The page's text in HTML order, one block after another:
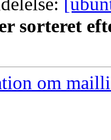
sorteret
om